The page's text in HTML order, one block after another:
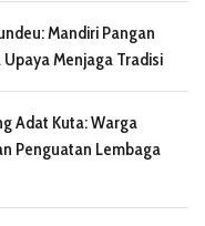
Mandiri Pangan
Menjaga Tradisi
Adat Kuta: Warga
Penguatan Lembaga